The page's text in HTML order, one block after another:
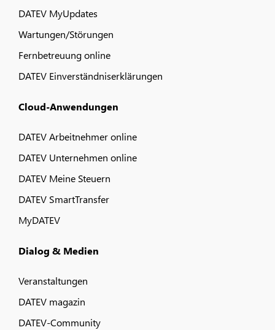
DATEV MyUpdates
Wartungen/Störungen
Fernbetreuung online
DATEV Einverständniserklärungen
Cloud-Anwendungen
DATEV Arbeitnehmer online
DATEV Unternehmen online
DATEV Meine Steuern
DATEV SmartTransfer
MyDATEV
Dialog & Medien
Veranstaltungen
DATEV magazin
DATEV-Community